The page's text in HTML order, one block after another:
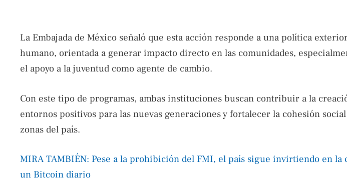
La Embajada de México señaló que esta acción responde a una política
humano, orientada a generar impacto directo en las comunidades,
el apoyo a la juventud como agente de cambio.
Con este tipo de programas, ambas instituciones buscan contribuir a la
entornos positivos para las nuevas generaciones y fortalecer la cohesión
zonas del país.
MIRA TAMBIÉN: Pese a la prohibición del FMI, el país sigue invirtiendo en la
un Bitcoin diario